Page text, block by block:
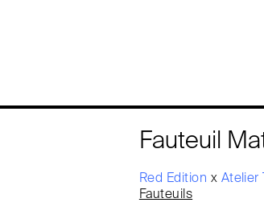
Fauteuil
Red Edition x Atelier
Fauteuils